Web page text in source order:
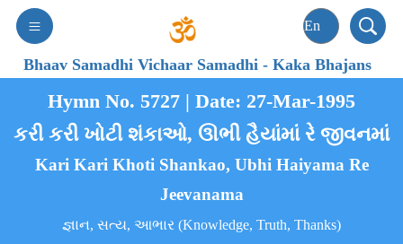
Bhaav Samadhi Vichaar Samadhi-Kaka Bhajans
Hymn No. 5727 | Date: 27-Mar-1995
કરી કરી ખોટી શંકાઓ, ઊભી હૈયાંમાં રે જીવનમાં
Kari Kari Khoti Shankao, Ubhi Haiyama Re
Jeevanama
જ્ઞાન, સત્ય, આભાર (Knowledge, Truth, Thanks)